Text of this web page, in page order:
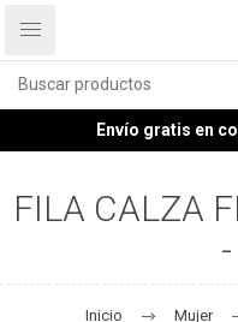
Envío gratis en
FILA CALZA
Inicio Mujer